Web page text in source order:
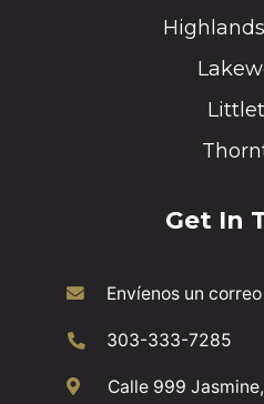
Get In
Envíenos un
303-333-7285
Calle 999 Jasmine,